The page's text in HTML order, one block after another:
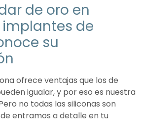
de oro en
implantes de
su
ofrece ventajas que los de
igualar, y por eso es nuestra
no todas las siliconas son
entramos a detalle en tu